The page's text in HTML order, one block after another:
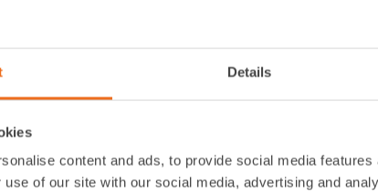
Details
content and ads, to provide social media
use of our site with our social media, advertising and
Produkt wird dann wie
zur Vakuumeinheit